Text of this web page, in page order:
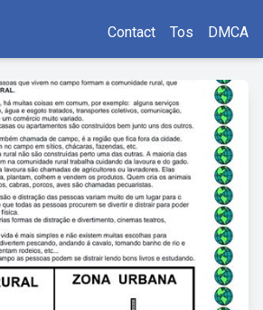
Contact Tos DMCA